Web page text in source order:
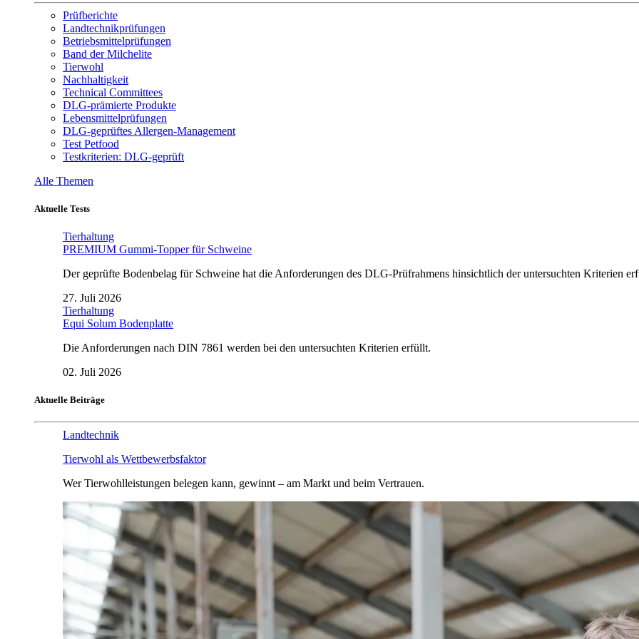
Prüfberichte
Landtechnikprüfungen
Betriebsmittelprüfungen
Band der Milchelite
Tierwohl
Nachhaltigkeit
Technical Committees
DLG-prämierte Produkte
Lebensmittelprüfungen
DLG-geprüftes Allergen-Management
Test Petfood
Testkriterien: DLG-geprüft
Alle Themen
Aktuelle Tests
Tierhaltung
PREMIUM Gummi-Topper für Schweine
Der geprüfte Bodenbelag für Schweine hat die Anforderungen des DLG-Prüfrahmens hinsichtlich der untersuchten Kriterien
27. Juli 2026
Tierhaltung
Equi Solum Bodenplatte
Die Anforderungen nach DIN 7861 werden bei den untersuchten Kriterien erfüllt.
02. Juli 2026
Aktuelle Beiträge
Landtechnik
Tierwohl als Wettbewerbsfaktor
Wer Tierwohlleistungen belegen kann, gewinnt – am Markt und beim Vertrauen.